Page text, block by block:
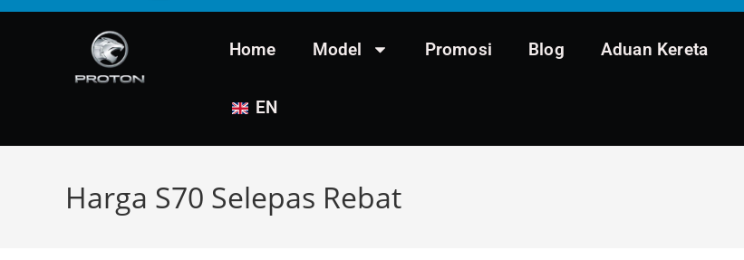
Home Model Promosi Blog Aduan Kereta
EN
Harga S70 Selepas Rebat